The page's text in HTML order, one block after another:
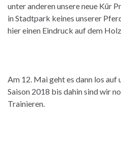
unter anderen unsere neue Kür
in Stadtpark keines unserer
hier einen Eindruck auf dem
Am 12. Mai geht es dann los auf
Saison 2018 bis dahin sind wir
Trainieren.